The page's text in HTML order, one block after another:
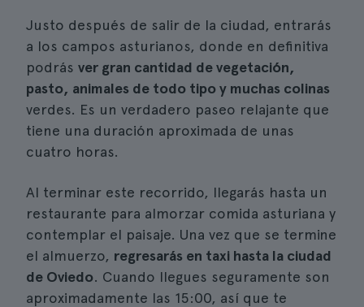
Justo después de salir de la ciudad, entrarás
a los campos asturianos, donde en definitiva
podrás ver gran cantidad de vegetación,
pasto, animales de todo tipo y muchas colinas
verdes. Es un verdadero paseo relajante que
tiene una duración aproximada de unas
cuatro horas.
Al terminar este recorrido, llegarás hasta un
restaurante para almorzar comida asturiana y
contemplar el paisaje. Una vez que se termine
el almuerzo, regresarás en taxi hasta la ciudad
de Oviedo. Cuando llegues seguramente son
aproximadamente las 15:00, así que te